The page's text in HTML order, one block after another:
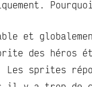
et
des héros
Les sprites